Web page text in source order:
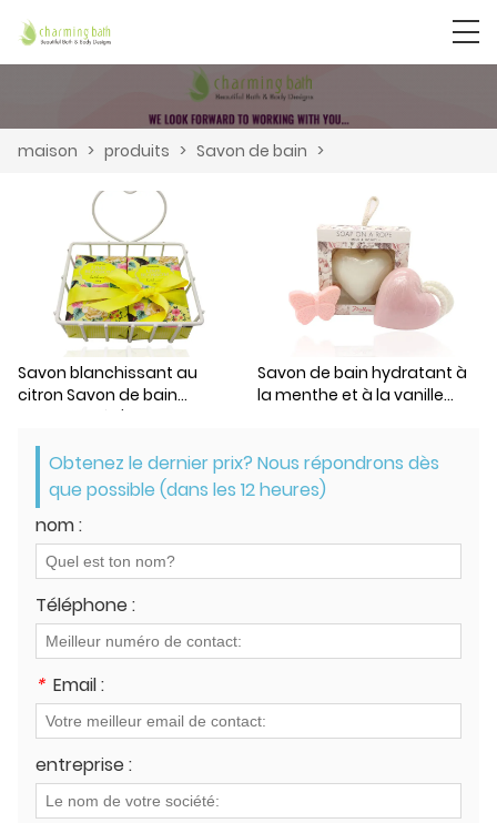
maison > produits > Savon de bain >
Savon blanchissant au
citron Savon de bain
moussant à l'olive
Savon de bain hydratant à
la menthe et à la vanille
Obtenez le dernier prix? Nous répondrons dès
que possible (dans les 12 heures)
nom :
Téléphone :
* Email :
entreprise :